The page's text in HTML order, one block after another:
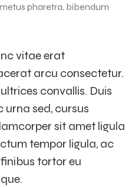
pharetra, bibendum
vitae erat
arcu consectetur.
convallis. Duis
urna sed, cursus
sit amet ligula
tempor ligula, ac
tortor eu